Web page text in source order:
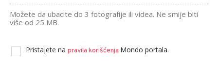
Možete da ubacite do 3 fotografije ili videa. Ne smije biti
više od 25 MB.
Pristajete na pravila korišćenja Mondo portala.